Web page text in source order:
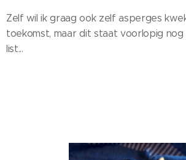
Zelf wil ik graag ook zelf asperges
toekomst, maar dit staat voorlopig
list...